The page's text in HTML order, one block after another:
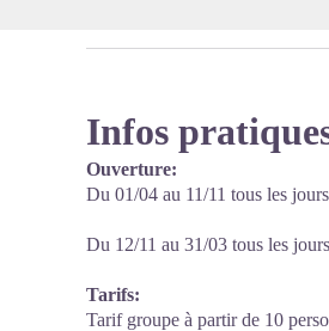
Infos
Ouverture:
Du 01/04 au 11/11 tous les
Du 12/11 au 31/03 tous les
Tarifs:
Tarif groupe à partir de 10